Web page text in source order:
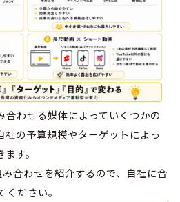
合わせる媒体によっていくつかの
社の予算規模やターゲットによっ
す。
合わせを紹介するので、自社に合
ださい。